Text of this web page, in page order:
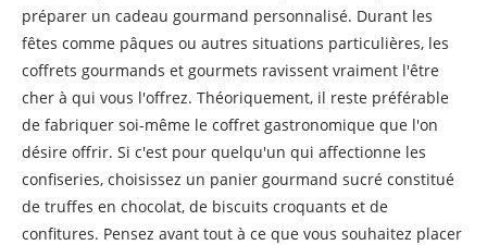
préparer un cadeau gourmand personnalisé. Durant les
fêtes comme pâques ou autres situations particulières, les
coffrets gourmands et gourmets ravissent vraiment l'être
cher à qui vous l'offrez. Théoriquement, il reste préférable
de fabriquer soi-même le coffret gastronomique que l'on
désire offrir. Si c'est pour quelqu'un qui affectionne les
confiseries, choisissez un panier gourmand sucré constitué
de truffes en chocolat, de biscuits croquants et de
confitures. Pensez avant tout à ce que vous souhaitez placer